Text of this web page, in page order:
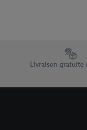
Élément du pied de
Livraison gratuite